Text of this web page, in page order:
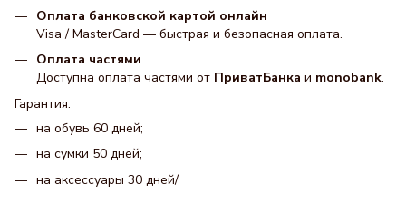
Оплата банковской картой онлайн
Visa / MasterCard — быстрая и безопасная оплата.
Оплата частями
Доступна оплата частями от ПриватБанка и monobank.
Гарантия:
на обувь 60 дней;
на сумки 50 дней;
на аксессуары 30 днeй/